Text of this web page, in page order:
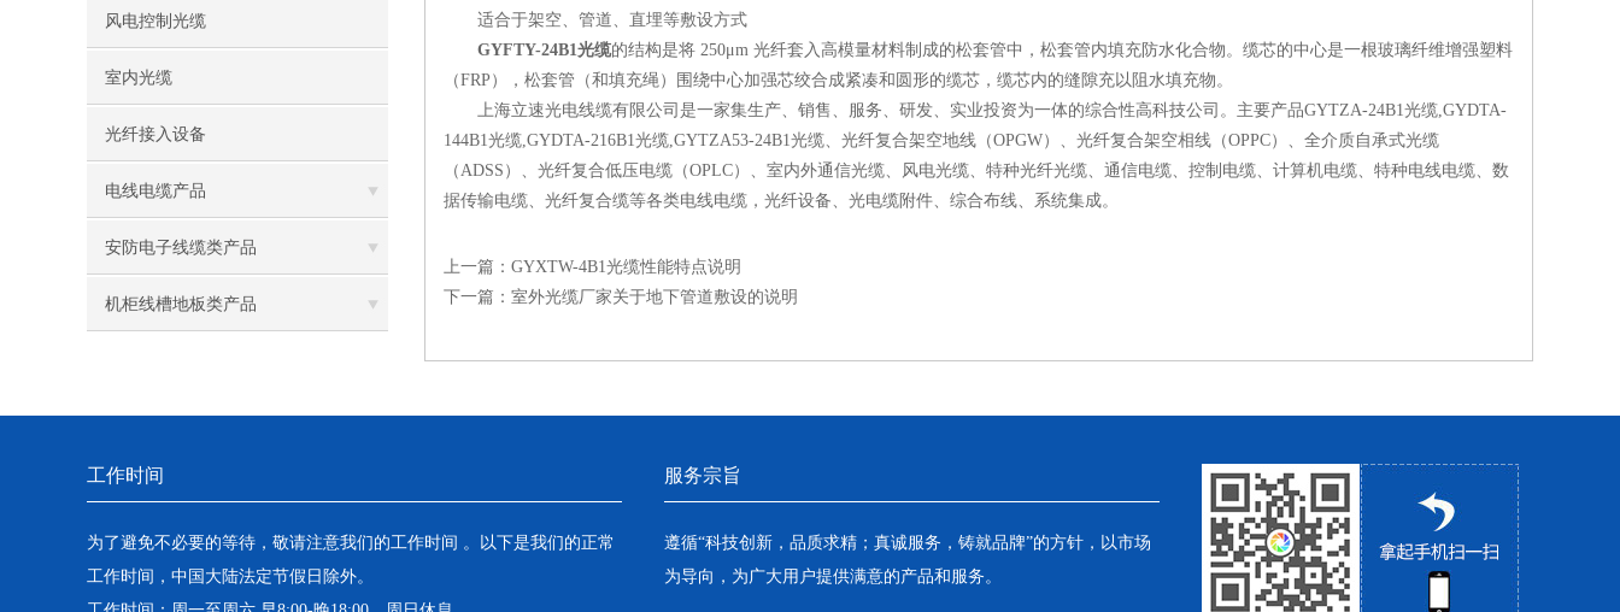
风电控制光缆
室内光缆
光纤接入设备
电线电缆产品
安防电子线缆类产品
机柜线槽地板类产品
适合于架空、管道、直埋等敷设方式
GYFTY-24B1光缆的结构是将 250μm 光纤套入高模量材料制成的松套管中，松套管内填充防水化合物。缆芯的中心是一根玻璃纤维增强塑料
（FRP），松套管（和填充绳）围绕中心加强芯绞合成紧凑和圆形的缆芯，缆芯内的缝隙充以阻水填充物。
上海立速光电线缆有限公司是一家集生产、销售、服务、研发、实业投资为一体的综合性高科技公司。主要产品GYTZA-24B1光缆,GYDTA-
144B1光缆,GYDTA-216B1光缆,GYTZA53-24B1光缆、光纤复合架空地线（OPGW）、光纤复合架空相线（OPPC）、全介质自承式光缆
（ADSS）、光纤复合低压电缆（OPLC）、室内外通信光缆、风电光缆、特种光纤光缆、通信电缆、控制电缆、计算机电缆、特种电线电缆、数
据传输电缆、光纤复合缆等各类电线电缆，光纤设备、光电缆附件、综合布线、系统集成。
上一篇： GYXTW-4B1光缆性能特点说明
下一篇： 室外光缆厂家关于地下管道敷设的说明
工作时间
为了避免不必要的等待，敬请注意我们的工作时间 。以下是我们的正常
工作时间，中国大陆法定节假日除外。
服务宗旨
遵循“科技创新，品质求精；真诚服务，铸就品牌”的方针，以市场
为导向，为广大用户提供满意的产品和服务。